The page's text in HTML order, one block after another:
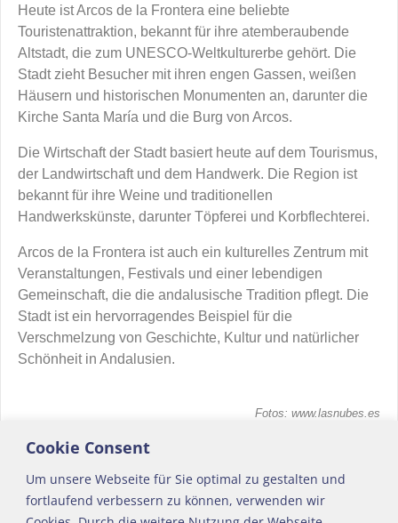
Cookie Consent
Um unsere Webseite für Sie optimal zu gestalten und
fortlaufend verbessern zu können, verwenden wir
Heute ist Arcos de la Frontera eine beliebte
Touristenattraktion, bekannt für ihre atemberaubende
Altstadt, die zum UNESCO-Weltkulturerbe gehört. Die
Stadt zieht Besucher mit ihren engen Gassen, weißen
Häusern und historischen Monumenten an, darunter die
Kirche Santa María und die Burg von Arcos.
Die Wirtschaft der Stadt basiert heute auf dem Tourismus,
der Landwirtschaft und dem Handwerk. Die Region ist
bekannt für ihre Weine und traditionellen
Handwerkskünste, darunter Töpferei und Korbflechterei.
Arcos de la Frontera ist auch ein kulturelles Zentrum mit
Veranstaltungen, Festivals und einer lebendigen
Gemeinschaft, die die andalusische Tradition pflegt. Die
Stadt ist ein hervorragendes Beispiel für die
Verschmelzung von Geschichte, Kultur und natürlicher
Schönheit in Andalusien.
Fotos: www.lasnubes.es
Orte Hinterland permalink
Setenil de las Bodegas Francisco Alba